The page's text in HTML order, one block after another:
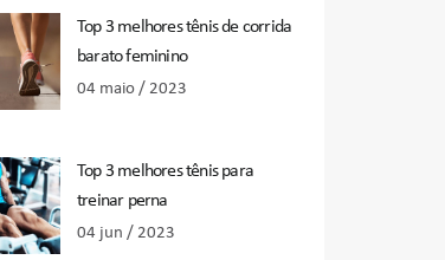
Top 3 melhores tênis de corrida
barato feminino
04 maio / 2023
Top 3 melhores tênis para
treinar perna
04 jun / 2023